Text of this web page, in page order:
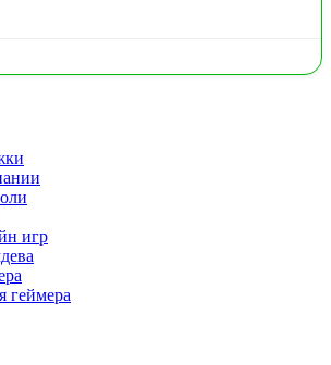
игр
геймера